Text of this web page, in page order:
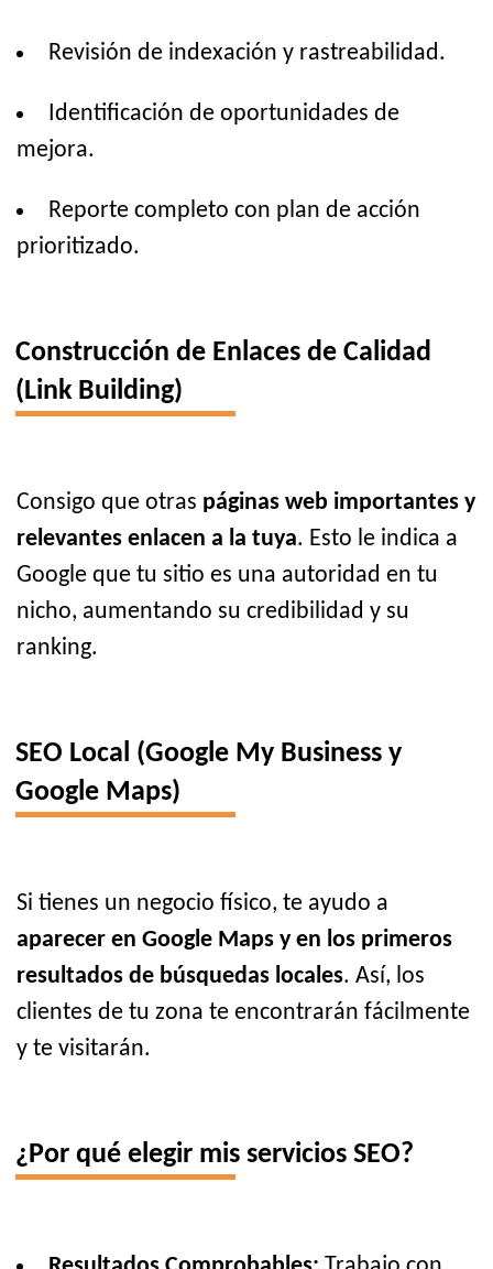
Revisión de indexación y rastreabilidad.
Identificación de oportunidades de
mejora.
Reporte completo con plan de acción
prioritizado.
Construcción de Enlaces de Calidad
(Link Building)
Consigo que otras páginas web importantes y
relevantes enlacen a la tuya. Esto le indica a
Google que tu sitio es una autoridad en tu
nicho, aumentando su credibilidad y su
ranking.
SEO Local (Google My Business y
Google Maps)
Si tienes un negocio físico, te ayudo a
aparecer en Google Maps y en los primeros
resultados de búsquedas locales. Así, los
clientes de tu zona te encontrarán fácilmente
y te visitarán.
¿Por qué elegir mis servicios SEO?